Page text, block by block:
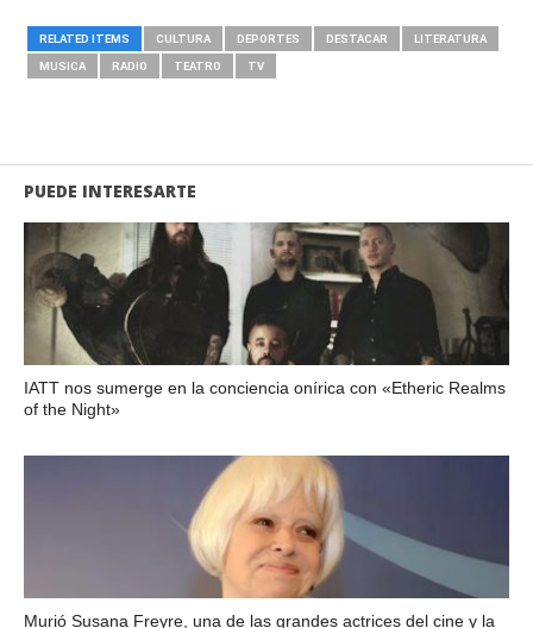
RELATED ITEMS CULTURA DEPORTES DESTACAR LITERATURA
MUSICA RADIO TEATRO TV
PUEDE INTERESARTE
IATT nos sumerge en la conciencia onírica con «Etheric Realms
of the Night»
Murió Susana Freyre, una de las grandes actrices del cine y la